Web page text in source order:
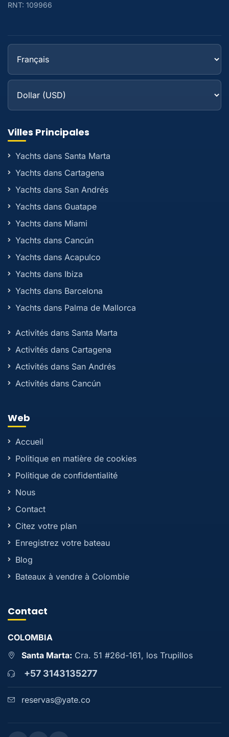
RNT: 109966
Villes Principales
Yachts dans Santa Marta
Yachts dans Cartagena
Yachts dans San Andrés
Yachts dans Guatape
Yachts dans Miami
Yachts dans Cancún
Yachts dans Acapulco
Yachts dans Ibiza
Yachts dans Barcelona
Yachts dans Palma de Mallorca
Activités dans Santa Marta
Activités dans Cartagena
Activités dans San Andrés
Activités dans Cancún
Web
Accueil
Politique en matière de cookies
Politique de confidentialité
Nous
Contact
Citez votre plan
Enregistrez votre bateau
Blog
Bateaux à vendre à Colombie
Contact
COLOMBIA
Santa Marta: Cra. 51 #26d-161, los Trupillos
+57 3143135277
reservas@yate.co